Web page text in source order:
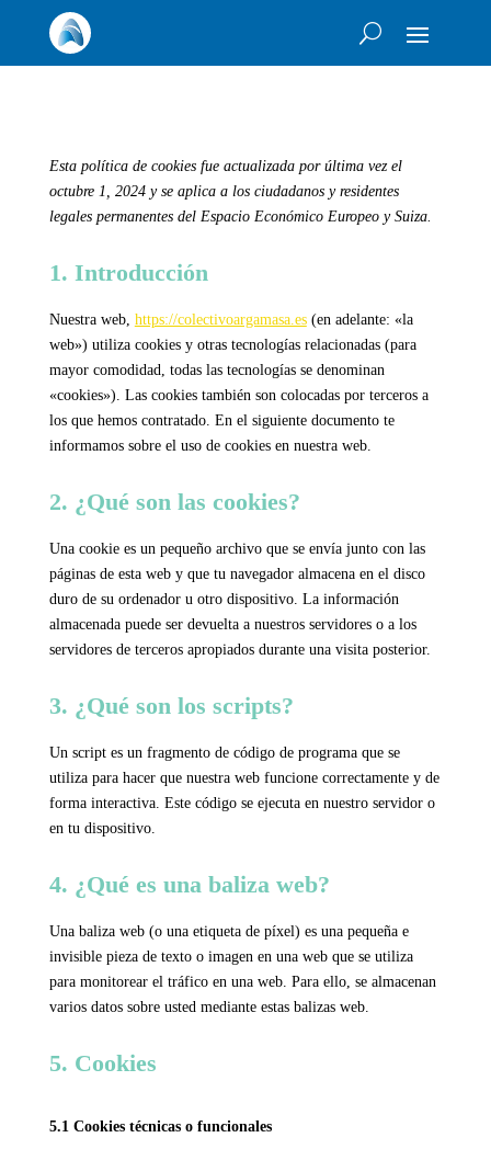
Esta política de cookies fue actualizada por última vez el
octubre 1, 2024 y se aplica a los ciudadanos y residentes
legales permanentes del Espacio Económico Europeo y Suiza.
1. Introducción
Nuestra web, https://colectivoargamasa.es(en adelante: «la
web») utiliza cookies y otras tecnologías relacionadas (para
mayor comodidad, todas las tecnologías se denominan
«cookies»). Las cookies también son colocadas por terceros a
los que hemos contratado. En el siguiente documento te
informamos sobre el uso de cookies en nuestra web.
2. ¿Qué son las cookies?
Una cookie es un pequeño archivo que se envía junto con las
páginas de esta web y que tu navegador almacena en el disco
duro de su ordenador u otro dispositivo. La información
almacenada puede ser devuelta a nuestros servidores o a los
servidores de terceros apropiados durante una visita posterior.
3. ¿Qué son los scripts?
Un script es un fragmento de código de programa que se
utiliza para hacer que nuestra web funcione correctamente y de
forma interactiva. Este código se ejecuta en nuestro servidor o
en tu dispositivo.
4. ¿Qué es una baliza web?
Una baliza web (o una etiqueta de píxel) es una pequeña e
invisible pieza de texto o imagen en una web que se utiliza
para monitorear el tráfico en una web. Para ello, se almacenan
varios datos sobre usted mediante estas balizas web.
5. Cookies
5.1 Cookies técnicas o funcionales